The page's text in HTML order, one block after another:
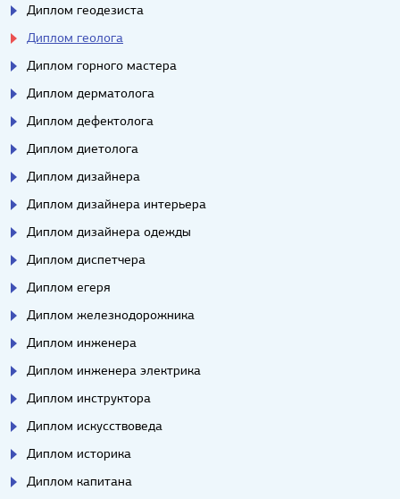
Диплом геодезиста
Диплом геолога
Диплом горного мастера
Диплом дерматолога
Диплом дефектолога
Диплом диетолога
Диплом дизайнера
Диплом дизайнера интерьера
Диплом дизайнера одежды
Диплом диспетчера
Диплом егеря
Диплом железнодорожника
Диплом инженера
Диплом инженера электрика
Диплом инструктора
Диплом искусствоведа
Диплом историка
Диплом капитана